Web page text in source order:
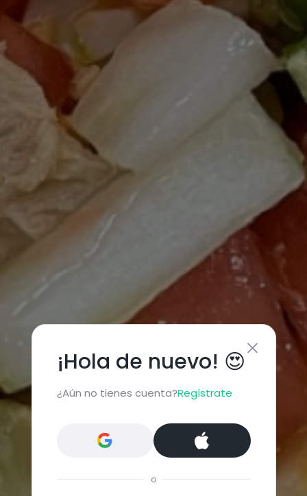
¡Hola de nuevo! 😍
¿Aún no tienes cuenta?Regístrate
o